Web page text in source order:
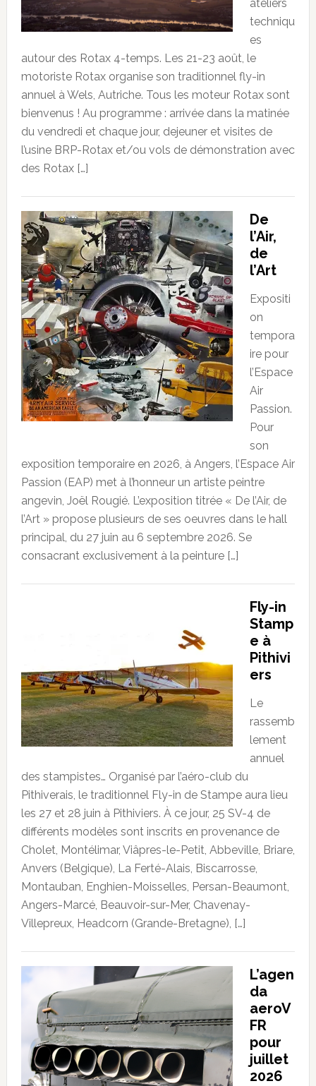
ateliers
techniqu
es
autour des Rotax 4-temps. Les 21-23 août, le
motoriste Rotax organise son traditionnel fly-in
annuel à Wels, Autriche. Tous les moteur Rotax sont
bienvenus ! Au programme : arrivée dans la matinée
du vendredi et chaque jour, dejeuner et visites de
l’usine BRP-Rotax et/ou vols de démonstration avec
des Rotax […]
De
l’Air,
de
l’Art
Expositi
on
tempora
ire pour
l’Espace
Air
Passion.
Pour
son
exposition temporaire en 2026, à Angers, l’Espace Air
Passion (EAP) met à l’honneur un artiste peintre
angevin, Joël Rougié. L’exposition titrée « De l’Air, de
l’Art » propose plusieurs de ses oeuvres dans le hall
principal, du 27 juin au 6 septembre 2026. Se
consacrant exclusivement à la peinture […]
Fly-in
Stamp
e à
Pithivi
ers
Le
rassemb
lement
annuel
des stampistes… Organisé par l’aéro-club du
Pithiverais, le traditionnel Fly-in de Stampe aura lieu
les 27 et 28 juin à Pithiviers. À ce jour, 25 SV-4 de
différents modèles sont inscrits en provenance de
Cholet, Montélimar, Viâpres-le-Petit, Abbeville, Briare,
Anvers (Belgique), La Ferté-Alais, Biscarrosse,
Montauban, Enghien-Moisselles, Persan-Beaumont,
Angers-Marcé, Beauvoir-sur-Mer, Chavenay-
Villepreux, Headcorn (Grande-Bretagne), […]
L’agen
da
aeroV
FR
pour
juillet
2026